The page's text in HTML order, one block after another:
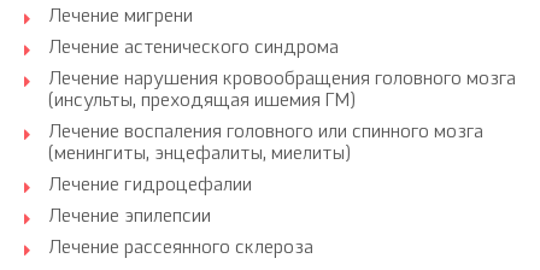
Лечение мигрени
Лечение астенического синдрома
Лечение нарушения кровообращения головного мозга
(инсульты, преходящая ишемия ГМ)
Лечение воспаления головного или спинного мозга
(менингиты, энцефалиты, миелиты)
Лечение гидроцефалии
Лечение эпилепсии
Лечение рассеянного склероза